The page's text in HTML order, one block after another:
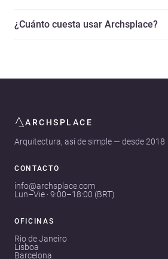
¿Cuánto cuesta usar Archsplace?
ARCHSPLACE
Arquitectura, así de simple — desde 2018
CONTACTO
info@archsplace.com
Lun–Vie · 9:00–18:00 (BRT)
OFICINAS
Rio de Janeiro
Lisboa
Barcelona